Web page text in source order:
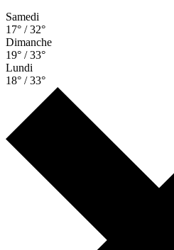
Samedi
17° / 32°
Dimanche
19° / 33°
Lundi
18° / 33°